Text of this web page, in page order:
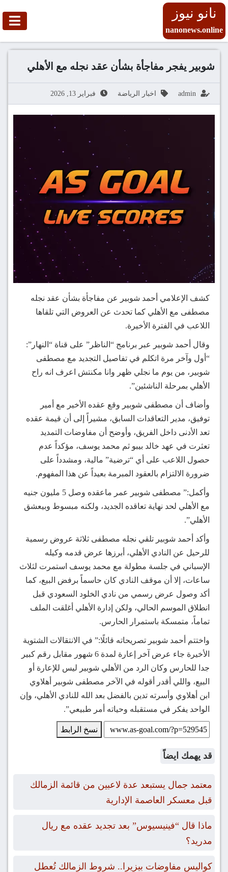
نانو نيوز
nanonews.online
شوبير يفجر مفاجأة بشأن عقد نجله مع الأهلي
admin اخبار الرياضة فبراير 13, 2026
كشف الإعلامي أحمد شوبير عن مفاجأة بشأن عقد نجله
مصطفى مع الأهلي كما تحدث عن العروض التي تلقاها
اللاعب في الفترة الأخيرة.
وقال أحمد شوبير عبر برنامج “الناظر” على قناة “النهار”:
“أول وآخر مرة اتكلم في تفاصيل التجديد مع مصطفى
شوبير، من يوم ما نجلي ظهر وانا مكنتش اعرف انه راح
الأهلي بمرحلة الناشئين”.
وأضاف أن مصطفى شوبير وقع عقده الأخير مع أمير
توفيق، مدير التعاقدات السابق، مشيراً إلى أن قيمة عقده
تعد الأدنى داخل الفريق، وأوضح أن مفاوضات التمديد
تعثرت في عهد خالد بيبو ثم محمد يوسف، مؤكداً عدم
حصول اللاعب على أي “ترضية” مالية، ومشدداً على
ضرورة الالتزام بالعقود المبرمة بعيداً عن هذا المفهوم.
وأكمل:” مصطفى شوبير عمر ماعقده وصل 5 مليون جنيه
مع الأهلي لحد نهاية تعاقده الجديد، ولكنه مبسوط وبيعشق
الأهلي”.
وأكد أحمد شوبير تلقي نجله مصطفى ثلاثة عروض رسمية
للرحيل عن النادي الأهلي، أبرزها عرض قدمه وكيله
الإسباني في جلسة مطولة مع محمد يوسف استمرت لثلاث
ساعات، إلا أن موقف النادي كان حاسماً برفض البيع، كما
أكد وصول عرض رسمي من نادي الخلود السعودي قبل
انطلاق الموسم الحالي، ولكن إدارة الأهلي أغلقت الملف
تماماً، متمسكة باستمرار الحارس.
واختتم أحمد شوبير تصريحاته قائلًا:” في الانتقالات الشتوية
الأخيرة جاء عرض آخر إعارة لمدة 6 شهور مقابل رقم كبير
جدا للحارس وكان الرد من الأهلي شوبير ليس للإعارة أو
البيع، واللي أقدر أقوله في الآخر مصطفى شوبير أهلاوي
ابن أهلاوي وأسرته تدين بالفضل بعد الله للنادي الأهلي، وإن
الواحد يفكر في مستقبله وحياته أمر طبيعي”.
نسخ الرابط
قد يهمك ايضاً
معتمد جمال يستبعد عدة لاعبين من قائمة الزمالك
قبل معسكر العاصمة الإدارية
ماذا قال “فينيسيوس” بعد تجديد عقده مع ريال
مدريد؟
كواليس مفاوضات بيزيرا.. شروط الزمالك تُعطل